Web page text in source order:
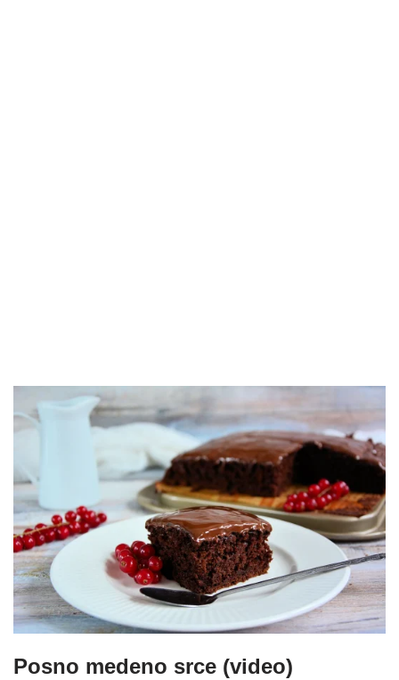
Posno medeno srce (video)